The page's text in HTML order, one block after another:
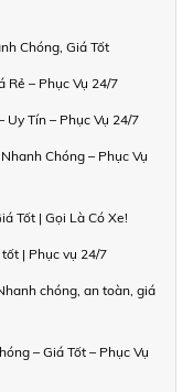
Chóng, Giá Tốt
Rẻ – Phục Vụ 24/7
Uy Tín – Phục Vụ 24/7
Chóng – Phục Vụ
Tốt | Gọi Là Có Xe!
| Phục vụ 24/7
chóng, an toàn, giá
– Giá Tốt – Phục Vụ